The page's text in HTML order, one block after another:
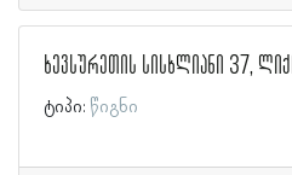
ხევსურეთის სისხლიანი 37,
ტიპი: წიგნი